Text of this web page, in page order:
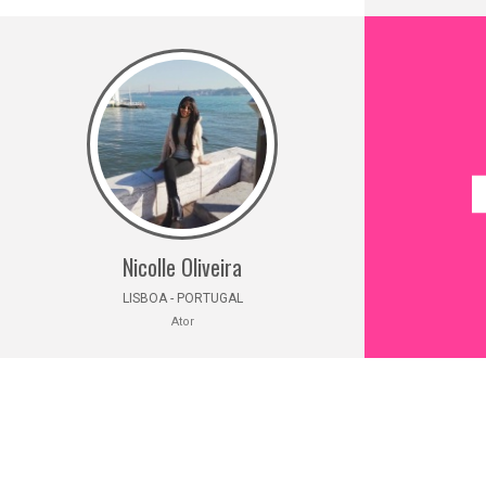
Nicolle Oliveira
LISBOA - PORTUGAL
Ator